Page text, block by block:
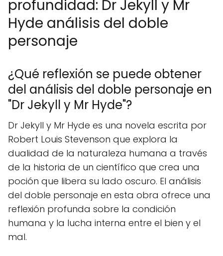
profundidad: Dr Jekyll y Mr
Hyde análisis del doble
personaje
¿Qué reflexión se puede obtener
del análisis del doble personaje en
"Dr Jekyll y Mr Hyde"?
Dr Jekyll y Mr Hyde es una novela escrita por
Robert Louis Stevenson que explora la
dualidad de la naturaleza humana a través
de la historia de un científico que crea una
poción que libera su lado oscuro. El análisis
del doble personaje en esta obra ofrece una
reflexión profunda sobre la condición
humana y la lucha interna entre el bien y el
mal.